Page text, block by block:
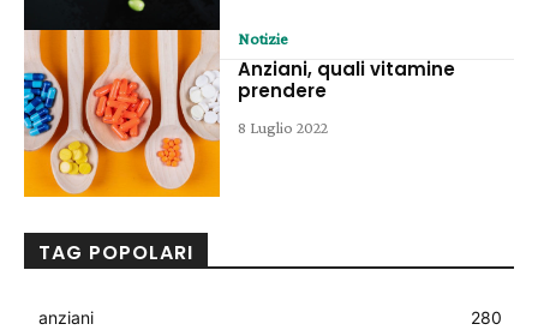
Notizie
Anziani, quali vitamine
prendere
8 Luglio 2022
TAG POPOLARI
anziani
280